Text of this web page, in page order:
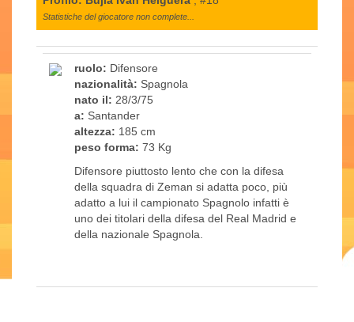
Statistiche del giocatore non complete...
ruolo: Difensore
nazionalità: Spagnola
nato il: 28/3/75
a: Santander
altezza: 185 cm
peso forma: 73 Kg
Difensore piuttosto lento che con la difesa
della squadra di Zeman si adatta poco, più
adatto a lui il campionato Spagnolo infatti è
uno dei titolari della difesa del Real Madrid e
della nazionale Spagnola.